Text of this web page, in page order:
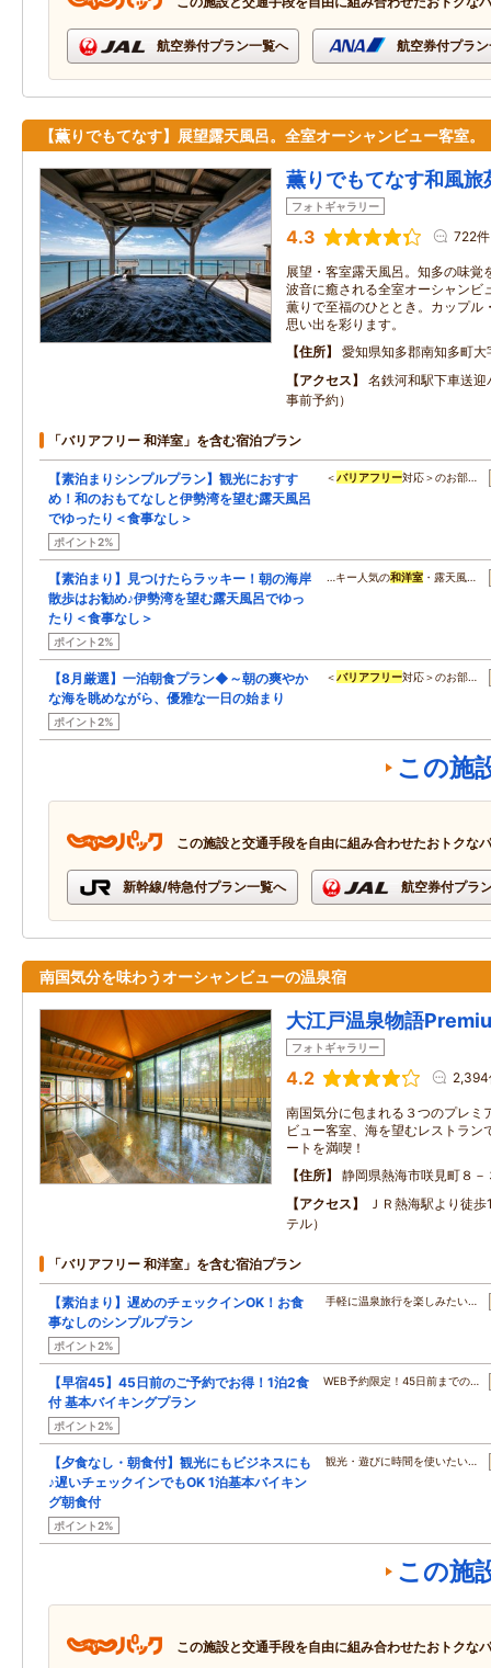
航空券付プラン一覧へ 航空券付プラ
【薫りでもてなす】展望露天風呂。全室オーシャンビュー客室。
薫りでもてなす和風
フォトギャラリー
4.3 722件
展望・客室露天風呂。知多の味覚
波音に癒される全室オーシャンビ
薫りで至福のひととき。カップル
思い出を彩ります。
住所
愛知県知多郡南知多町大
アクセス
名鉄河和駅下車送
事前予約）
「バリアフリー 和洋室」を含む宿泊プラン
【素泊まりシンプルプラン】観光におすす
め！和のおもてなしと伊勢湾を望む露天風呂
でゆったり＜食事なし＞
ポイント2%
＜バリアフリー対応＞のお部…
【素泊まり】見つけたらラッキー！朝の海岸
散歩はお勧め♪伊勢湾を望む露天風呂でゆっ
たり＜食事なし＞
ポイント2%
…キー人気の和洋室 ・露天風…
【8月厳選】一泊朝食プラン◆～朝の爽やか
な海を眺めながら、優雅な一日の始まり
ポイント2%
＜バリアフリー対応＞のお部…
この施
この施設と交通手段を自由に組み合わせたおトクな
新幹線/特急付プラン一覧へ 航空券付プラ
南国気分を味わうオーシャンビューの温泉宿
大江戸温泉物語
フォトギャラリー
4.2 2,394
南国気分に包まれる３つのプレミ
ビュー客室、海を望むレストラン
ートを満喫！
住所
静岡県熱海市咲見町８－
アクセス
ＪＲ熱海駅より徒
テル）
「バリアフリー 和洋室」を含む宿泊プラン
【素泊まり】遅めのチェックインOK！お食
事なしのシンプルプラン
ポイント2%
手軽に温泉旅行を楽しみたい…
【早宿45】45日前のご予約でお得！1泊2食
付 基本バイキングプラン
ポイント2%
WEB予約限定！45日前までの…
【夕食なし・朝食付】観光にもビジネスにも
♪遅いチェックインでもOK 1泊基本バイキン
グ朝食付
ポイント2%
観光・遊びに時間を使いたい…
この施
この施設と交通手段を自由に組み合わせたおトクな